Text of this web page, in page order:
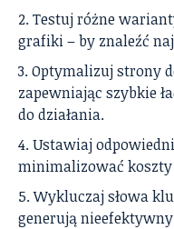
Testuj różne
grafiki – by znaleźć
Optymalizuj strony
zapewniając szybkie
do działania.
Ustawiaj
minimalizować
Wykluczaj słowa
generują